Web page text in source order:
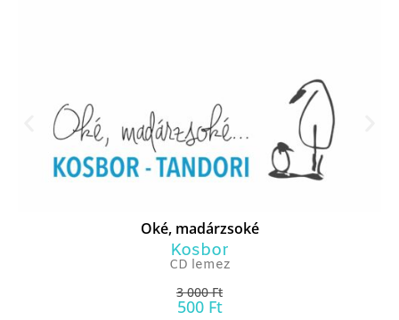
Oké, madárzsoké
Kosbor
CD lemez
3 000Ft
500 Ft